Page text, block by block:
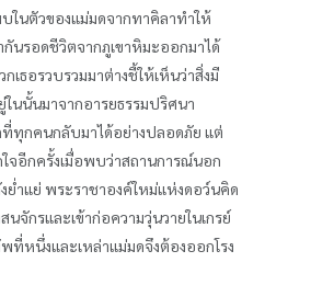
ในตัวของแม่มดจากทาคิลาทำให้
นรอดชีวิตจากภูเขาหิมะออกมาได้
เธอรวบรวมมาต่างชี้ให้เห็นว่าสิ่งมี
นนั้นมาจากอารยธรรมปริศนา
ที่ทุกคนกลับมาได้อย่างปลอดภัย แต่
จอีกครั้งเมื่อพบว่าสถานการณ์นอก
ย่ำแย่ พระราชาองค์ใหม่แห่งดอว์นคิด
นจักรและเข้าก่อความวุ่นวายในเกรย์
ที่หนึ่งและเหล่าแม่มดจึงต้องออกโรง